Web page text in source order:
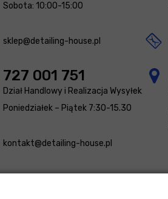
Sobota: 10:00-15:00
sklep@detailing-house.pl
727 001 751
Dział Handlowy i Realizacja Wysyłek
Poniedziałek – Piątek 7:30-15.30
kontakt@detailing-house.pl